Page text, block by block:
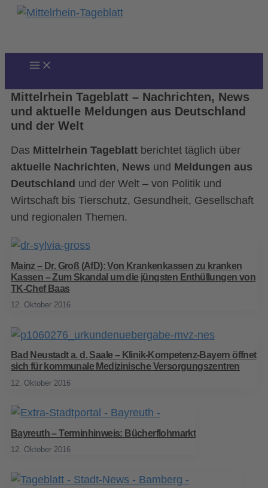
Zum
Mittelrhein Tageblatt – Nachrichten, News
und aktuelle Meldungen aus Deutschland
und der Welt
Das Mittelrhein Tageblattberichtet täglich über
aktuelle Nachrichten, News und Meldungen aus
Deutschland und der Welt – von Politik und
Wirtschaft bis Tierschutz, Gesundheit, Gesellschaft
und regionalen Themen.
Mainz – Dr. Groß (AfD): Von Krankenkassen zu kranken
Kassen – Zum Skandal um die jüngsten Enthüllungen von
TK-Chef Baas
12. Oktober 2016
Bad Neustadt a. d. Saale – Klinik-Kompetenz-Bayern öffnet
sich für kommunale Medizinische Versorgungszentren
12. Oktober 2016
Bayreuth – Terminhinweis: Bücherflohmarkt
12. Oktober 2016